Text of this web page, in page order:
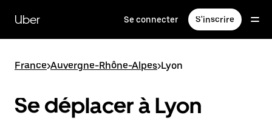
contenu
principal
Uber Se connecter S'inscrire
France>Auvergne-Rhône-Alpes>Lyon
Se déplacer à Lyon